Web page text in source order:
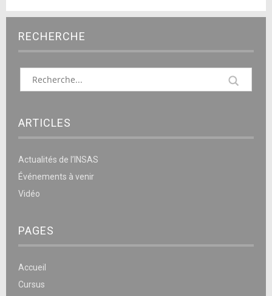
RECHERCHE
ARTICLES
Actualités de l’INSAS
Événements à venir
Vidéo
PAGES
Accueil
Cursus